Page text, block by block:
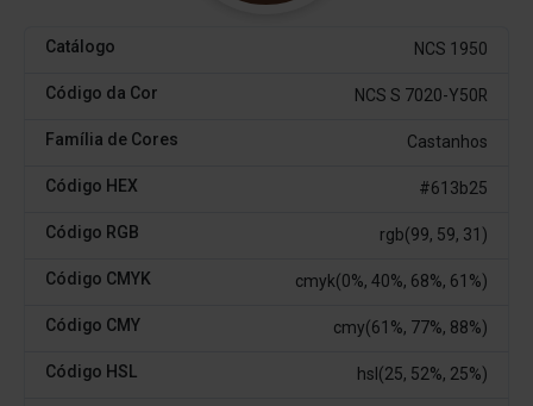
Catálogo NCS 1950
Código da Cor NCS S 7020-Y50R
Família de Cores Castanhos
Código HEX #613b25
Código RGB rgb(99, 59, 31)
Código CMYK cmyk(0%, 40%, 68%, 61%)
Código CMY cmy(61%, 77%, 88%)
Código HSL hsl(25, 52%, 25%)